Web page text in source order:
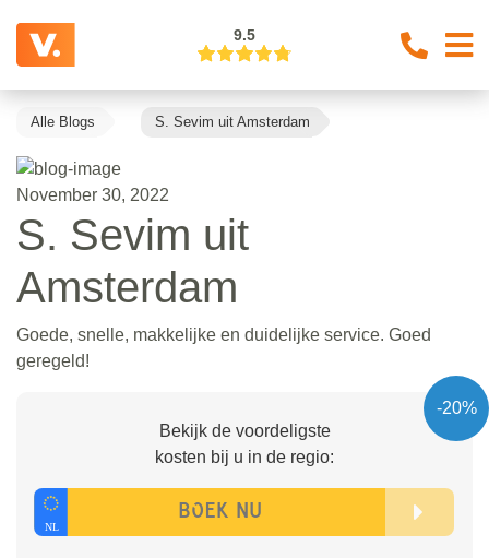
9.5
Alle Blogs S. Sevim uit Amsterdam
November 30, 2022
S. Sevim uit
Amsterdam
Goede, snelle, makkelijke en duidelijke service. Goed
geregeld!
-20%
Bekijk de voordeligste
kosten bij u in de regio: